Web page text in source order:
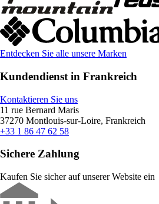
Entdecken Sie alle unsere Marken
Kundendienst in Frankreich
Kontaktieren Sie uns
11 rue Bernard Maris
37270 Montlouis-sur-Loire, Frankreich
+33 1 86 47 62 58
Sichere Zahlung
Kaufen Sie sicher auf unserer Website ein